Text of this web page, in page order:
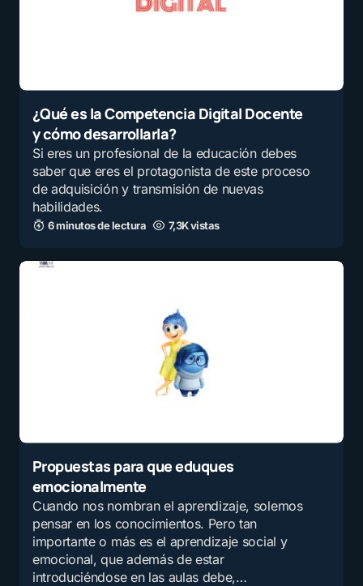
¿Qué es la Competencia Digital Docente
y cómo desarrollarla?
Si eres un profesional de la educación debes
saber que eres el protagonista de este proceso
de adquisición y transmisión de nuevas
habilidades.
6 minutos de lectura 7,3K vistas
Propuestas para que eduques
emocionalmente
Cuando nos nombran el aprendizaje, solemos
pensar en los conocimientos. Pero tan
importante o más es el aprendizaje social y
emocional, que además de estar
introduciéndose en las aulas debe,…